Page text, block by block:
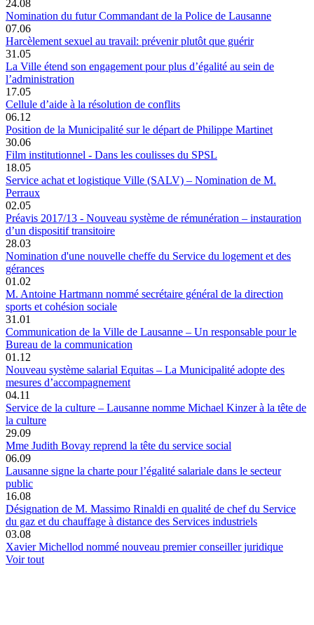
24.08
Nomination du futur Commandant de la Police de Lausanne
07.06
Harcèlement sexuel au travail: prévenir plutôt que guérir
31.05
La Ville étend son engagement pour plus d’égalité au sein de
l’administration
17.05
Cellule d’aide à la résolution de conflits
06.12
Position de la Municipalité sur le départ de Philippe Martinet
30.06
Film institutionnel - Dans les coulisses du SPSL
18.05
Service achat et logistique Ville (SALV) – Nomination de M.
Perraux
02.05
Préavis 2017/13 - Nouveau système de rémunération – instauration
d’un dispositif transitoire
28.03
Nomination d'une nouvelle cheffe du Service du logement et des
gérances
01.02
M. Antoine Hartmann nommé secrétaire général de la direction
sports et cohésion sociale
31.01
Communication de la Ville de Lausanne – Un responsable pour le
Bureau de la communication
01.12
Nouveau système salarial Equitas – La Municipalité adopte des
mesures d’accompagnement
04.11
Service de la culture – Lausanne nomme Michael Kinzer à la tête de
la culture
29.09
Mme Judith Bovay reprend la tête du service social
06.09
Lausanne signe la charte pour l’égalité salariale dans le secteur
public
16.08
Désignation de M. Massimo Rinaldi en qualité de chef du Service
du gaz et du chauffage à distance des Services industriels
03.08
Xavier Michellod nommé nouveau premier conseiller juridique
Voir tout